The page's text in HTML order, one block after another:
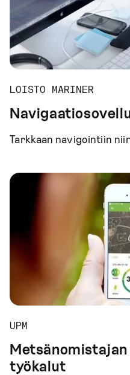
LOISTO MARINER
Tarkkaan navigointiin
UPM
työkalut